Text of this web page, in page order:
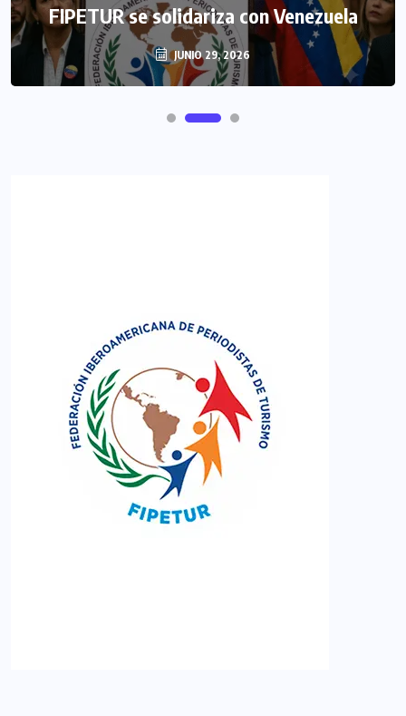
FIPETUR se solidariza con Venezuela
JUNIO 29, 2026